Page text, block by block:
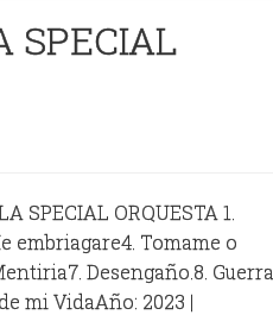
SPECIAL
SPECIAL ORQUESTA 1.
embriagare4. Tomame o
Desengaño.8. Guerra
mi VidaAño: 2023 |